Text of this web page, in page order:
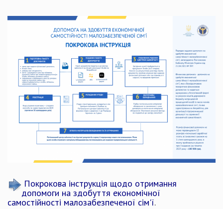
Покрокова інструкція щодо отримання
допомоги на здобуття економічної
самостійності малозабезпеченої сім'ї.